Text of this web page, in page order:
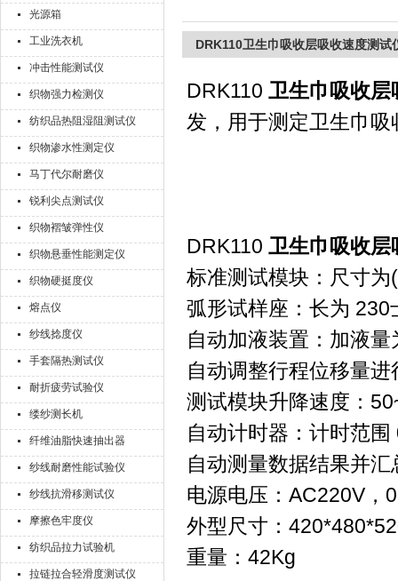
光源箱
工业洗衣机
冲击性能测试仪
织物强力检测仪
纺织品热阻湿阻测试仪
织物渗水性测定仪
马丁代尔耐磨仪
锐利尖点测试仪
织物褶皱弹性仪
织物悬垂性能测定仪
织物硬挺度仪
熔点仪
纱线捻度仪
手套隔热测试仪
耐折疲劳试验仪
缕纱测长机
纤维油脂快速抽出器
纱线耐磨性能试验仪
纱线抗滑移测试仪
摩擦色牢度仪
纺织品拉力试验机
拉链拉合轻滑度测试仪
DRK110卫生巾吸收层吸收速度测试
DRK110 卫生巾吸收层
发，用于测定卫生巾
DRK110 卫生巾吸收层
标准测试模块：尺寸
弧形试样座：长为 230
自动加液装置：加液
自动调整行程位移量
测试模块升降速度：
自动计时器：计时范
自动测量数据结果并汇
电源电压：AC220V，
外型尺寸：
重量：42Kg